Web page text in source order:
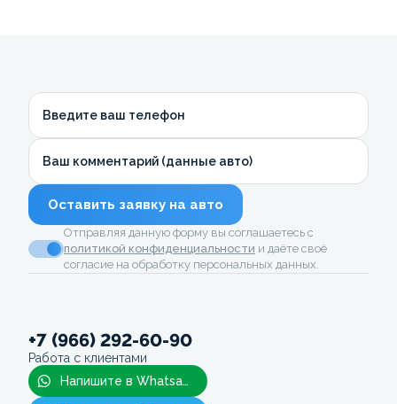
Введите ваш телефон
Ваш комментарий (данные авто)
Оставить заявку на авто
Отправляя данную форму вы соглашаетесь с
политикой конфиденциальности и даёте своё
согласие на обработку персональных данных.
+7 (966) 292-60-90
Работа с клиентами
Напишите в Whatsapp